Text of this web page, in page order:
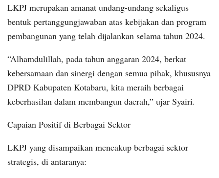
LKPJ merupakan amanat undang-undang sekaligus
bentuk pertanggungjawaban atas kebijakan dan program
pembangunan yang telah dijalankan selama tahun 2024.
“Alhamdulillah, pada tahun anggaran 2024, berkat
kebersamaan dan sinergi dengan semua pihak, khususnya
DPRD Kabupaten Kotabaru, kita meraih berbagai
keberhasilan dalam membangun daerah,” ujar Syairi.
Capaian Positif di Berbagai Sektor
LKPJ yang disampaikan mencakup berbagai sektor
strategis, di antaranya: